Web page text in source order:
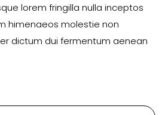
lorem fringilla nulla inceptos
himenaeos molestie non
dictum dui fermentum aenean